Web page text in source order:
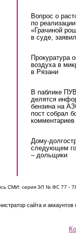
Вопрос о
по
«Грачиной
в суде,
Прокуратура
воздуха в
в Рязани
В паблике
делятся
бензина на
пост собрал
комментариев
Дому-
следующем
– дольщики
СМИ: серия ЭЛ № ФС 77 -
сайта и аккаунтов